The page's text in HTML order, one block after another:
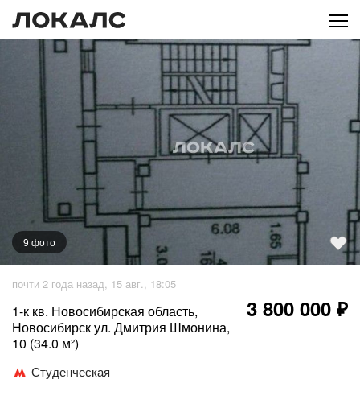
9 фото
почти 2 года назад, 15 авг., 18:05
1-к кв. Новосибирская область,
Новосибирск ул. Дмитрия Шмонина,
10 (34.0 м²)
3 800 000 ₽
Студенческая